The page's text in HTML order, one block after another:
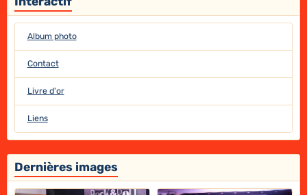
Album photo
Contact
Livre d'or
Liens
Dernières images